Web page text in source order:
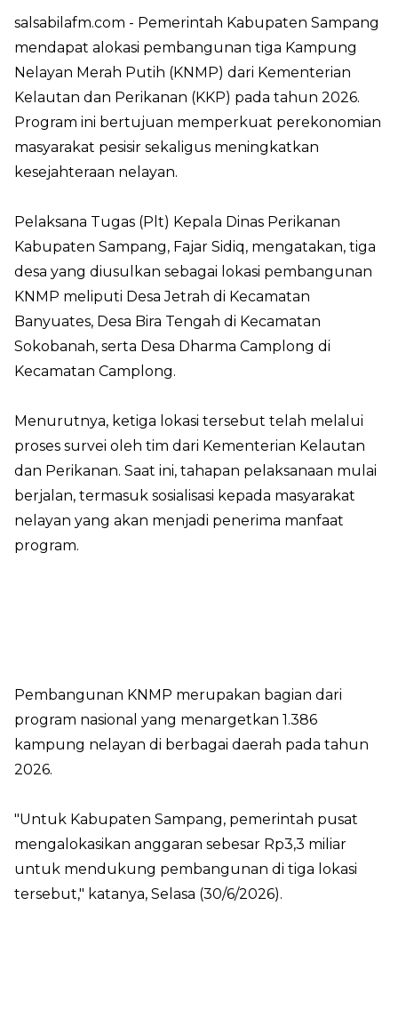
salsabilafm.com - Pemerintah Kabupaten Sampang
mendapat alokasi pembangunan tiga Kampung
Nelayan Merah Putih (KNMP) dari Kementerian
Kelautan dan Perikanan (KKP) pada tahun 2026.
Program ini bertujuan memperkuat perekonomian
masyarakat pesisir sekaligus meningkatkan
kesejahteraan nelayan.
Pelaksana Tugas (Plt) Kepala Dinas Perikanan
Kabupaten Sampang, Fajar Sidiq, mengatakan, tiga
desa yang diusulkan sebagai lokasi pembangunan
KNMP meliputi Desa Jetrah di Kecamatan
Banyuates, Desa Bira Tengah di Kecamatan
Sokobanah, serta Desa Dharma Camplong di
Kecamatan Camplong.
Menurutnya, ketiga lokasi tersebut telah melalui
proses survei oleh tim dari Kementerian Kelautan
dan Perikanan. Saat ini, tahapan pelaksanaan mulai
berjalan, termasuk sosialisasi kepada masyarakat
nelayan yang akan menjadi penerima manfaat
program.
Pembangunan KNMP merupakan bagian dari
program nasional yang menargetkan 1.386
kampung nelayan di berbagai daerah pada tahun
2026.
"Untuk Kabupaten Sampang, pemerintah pusat
mengalokasikan anggaran sebesar Rp3,3 miliar
untuk mendukung pembangunan di tiga lokasi
tersebut," katanya, Selasa (30/6/2026).